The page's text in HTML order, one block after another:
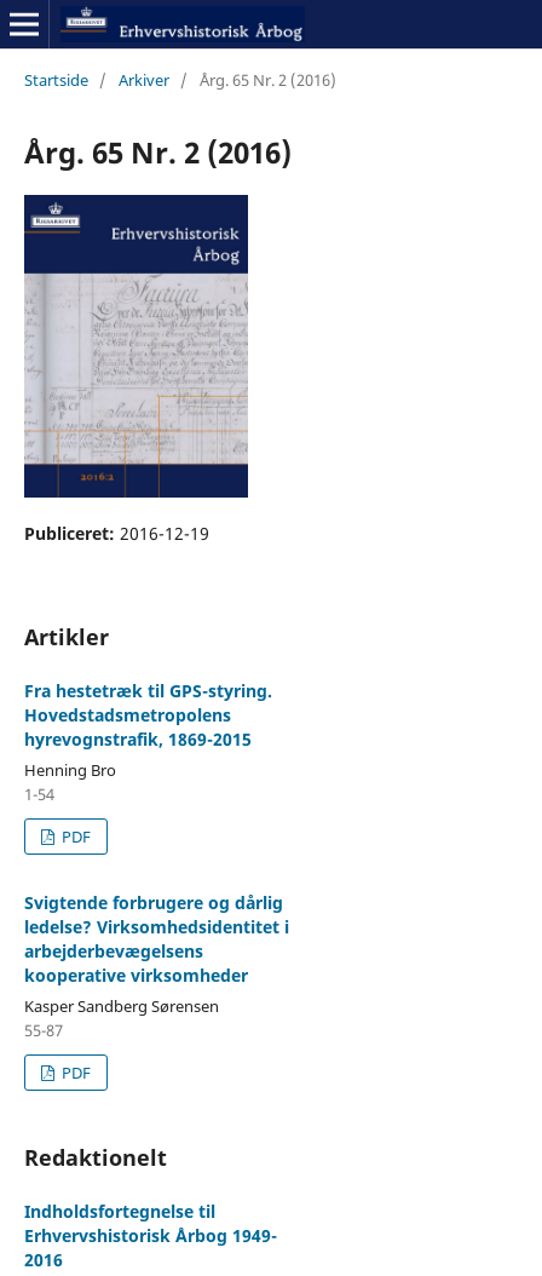
Startside / Arkiver / Årg. 65 Nr. 2 (2016)
Årg. 65 Nr. 2 (2016)
Publiceret: 2016-12-19
Artikler
Fra hestetræk til GPS-styring.
Hovedstadsmetropolens
hyrevognstrafik, 1869-2015
Henning Bro
1-54
PDF
Svigtende forbrugere og dårlig
ledelse? Virksomhedsidentitet i
arbejderbevægelsens
kooperative virksomheder
Kasper Sandberg Sørensen
55-87
PDF
Redaktionelt
Indholdsfortegnelse til
Erhvervshistorisk Årbog 1949-
2016